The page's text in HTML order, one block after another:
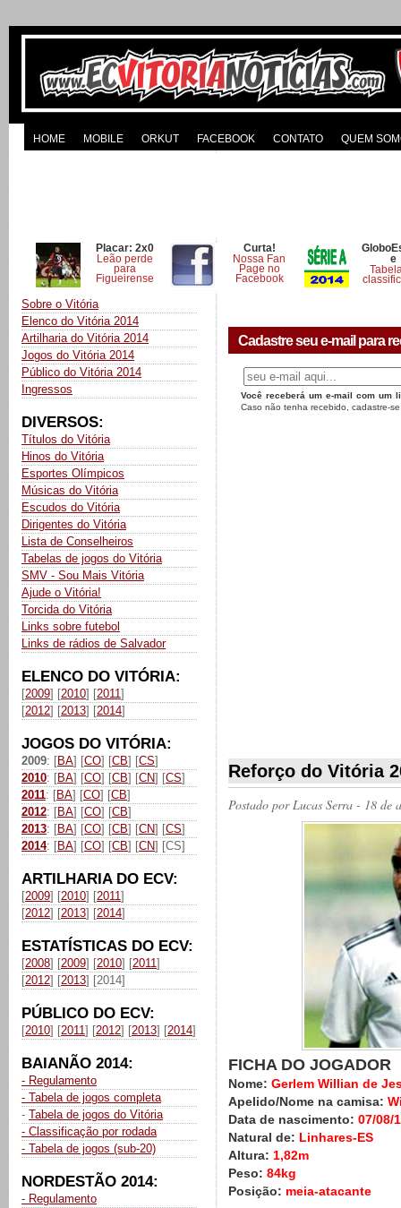
HOME MOBILE ORKUT FACEBOOK CONTATO QUEM
Placar: 2x0
Leão perde
para
Figueirense
Curta!
Nossa Fan
Page no
Facebook
e
Sobre o Vitória
Elenco do Vitória 2014
Artilharia do Vitória 2014
Jogos do Vitória 2014
Público do Vitória 2014
Ingressos
DIVERSOS:
Títulos do Vitória
Hinos do Vitória
Esportes Olímpicos
Músicas do Vitória
Escudos do Vitória
Dirigentes do Vitória
Lista de Conselheiros
Tabelas de jogos do Vitória
SMV - Sou Mais Vitória
Ajude o Vitória!
Torcida do Vitória
Links sobre futebol
Links de rádios de Salvador
ELENCO DO VITÓRIA:
[2009] [2010] [2011]
[2012] [2013] [2014]
JOGOS DO VITÓRIA:
2009: [BA] [CO] [CB] [CS]
2010: [BA] [CO] [CB] [CN] [CS]
2011: [BA] [CO] [CB]
2012: [BA] [CO] [CB]
2013: [BA] [CO] [CB] [CN] [CS]
2014: [BA] [CO] [CB] [CN] [CS]
ARTILHARIA DO ECV:
[2009] [2010] [2011]
[2012] [2013] [2014]
ESTATÍSTICAS DO ECV:
[2008] [2009] [2010] [2011]
[2012] [2013] [2014]
PÚBLICO DO ECV:
[2010] [2011] [2012] [2013] [2014]
BAIANÃO 2014:
- Regulamento
- Tabela de jogos completa
- Tabela de jogos do Vitória
- Classificação por rodada
- Tabela de jogos (sub-20)
NORDESTÃO 2014:
- Regulamento
Cadastre seu e-mail para
Você receberá um e-mail com um
Caso não tenha recebido, cadastre-
Reforço do Vitória
Postado porLucas Serra - 18 de
FICHA DO JOGADOR
Nome: Gerlem Willian de
Apelido/Nome na camisa:
Data de nascimento: 07/08/
Natural de: Linhares-ES
Altura: 1,82m
Peso: 84kg
Posição: meia-atacante